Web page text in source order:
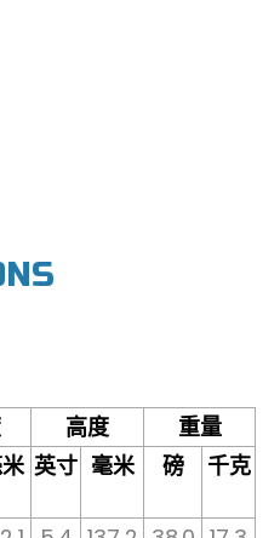
高度
重量
英寸 毫米 磅 千克